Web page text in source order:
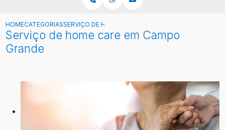
HOMECATEGORIASSERVIÇO DE HOME CARE EM CAMPO GRANDE
Serviço de home care em Campo
Grande